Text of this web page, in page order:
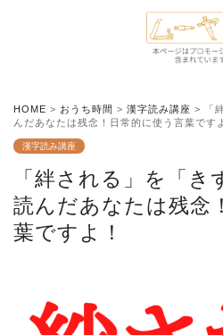
HOME > おうち時間 > 漢字読み講座 >
「
んだあなたは残念！日常的に使う言葉です
漢字読み講座
「絆される」を「き
読んだあなたは残念
葉ですよ！